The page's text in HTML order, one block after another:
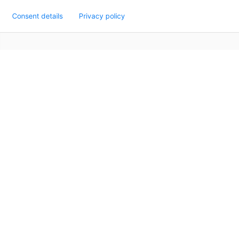
Consent details Privacy policy